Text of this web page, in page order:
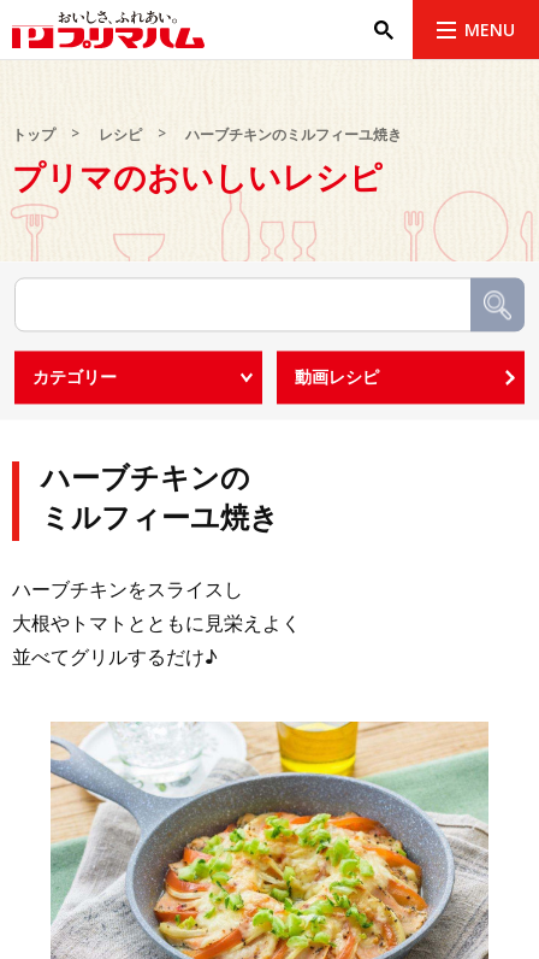
MENU
トップ レシピ ハーブチキンのミルフィーユ焼き
プリマのおいしいレシピ
ハーブチキンの
ミルフィーユ焼き
ハーブチキンをスライスし
大根やトマトとともに見栄えよく
並べてグリルするだけ♪